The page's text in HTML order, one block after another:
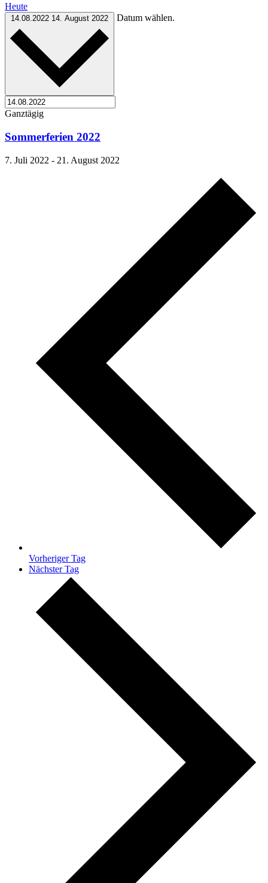
Heute
14.08.2022 14. August 2022 Datum wählen.
Ganztägig
Sommerferien 2022
7. Juli 2022 - 21. August 2022
Vorheriger Tag
Nächster Tag